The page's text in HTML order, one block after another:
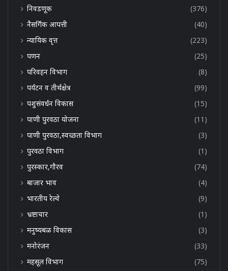
निवडणूक
(376)
नैसर्गिक आपत्ती
(40)
न्यायिक वृत्त
(223)
पणन
(25)
परिवहन विभाग
(8)
पर्यटन व तीर्थक्षेत्र
(99)
पशुसंवर्धन विकास
(15)
पाणी पुरवठा योजना
(11)
पाणी पुरवठा,स्वच्छता विभाग
(3)
पुरवठा विभाग
(1)
पुरस्कार,गौरव
(74)
बाजार भाव
(4)
भारतीय रेल्वे
(9)
भ्रष्टाचार
(1)
मनुष्यबळ विकास
(3)
मनोरंजन
(33)
महसूल विभाग
(75)